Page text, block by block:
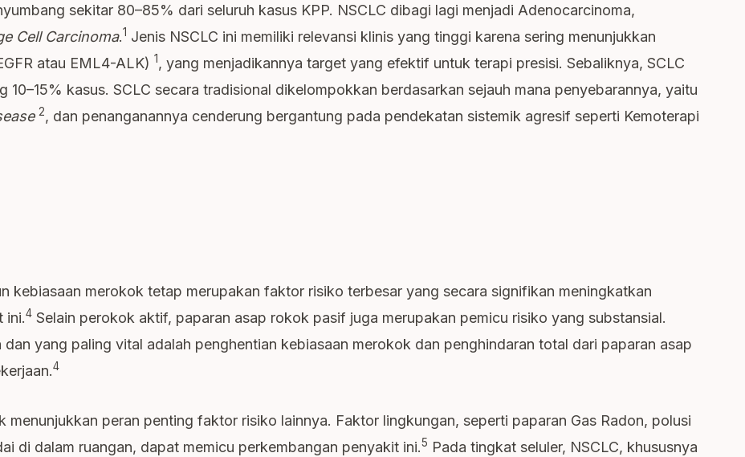
sekitar 80–85% dari seluruh kasus KPP. NSCLC dibagi lagi menjadi Adenocarcinoma,
Cell Carcinoma.1 Jenis NSCLC ini memiliki relevansi klinis yang tinggi karena sering menunjukkan
atau EML4-ALK) 1, yang menjadikannya target yang efektif untuk terapi presisi. Sebaliknya, SCLC
10–15% kasus. SCLC secara tradisional dikelompokkan berdasarkan sejauh mana penyebarannya, yaitu
2, dan penanganannya cenderung bergantung pada pendekatan sistemik agresif seperti Kemoterapi
kebiasaan merokok tetap merupakan faktor risiko terbesar yang secara signifikan meningkatkan
ini.4 Selain perokok aktif, paparan asap rokok pasif juga merupakan pemicu risiko yang substansial.
yang paling vital adalah penghentian kebiasaan merokok dan penghindaran total dari paparan asap
4
peran penting faktor risiko lainnya. Faktor lingkungan, seperti paparan Gas Radon, polusi
di dalam ruangan, dapat memicu perkembangan penyakit ini.5 Pada tingkat seluler, NSCLC, khususnya